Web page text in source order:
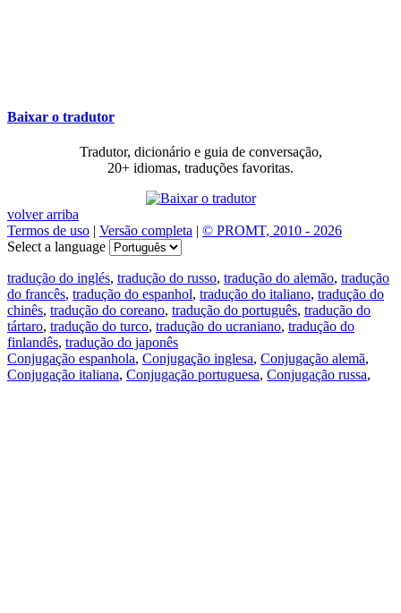
Baixar o tradutor
Tradutor, dicionário e guia de conversação,
20+ idiomas, traduções favoritas.
volver arriba
Termos de uso | Versão completa | © PROMT, 2010 - 2026
Select a language
tradução do inglés, tradução do russo, tradução do alemão, tradução
do francês, tradução do espanhol, tradução do italiano, tradução do
chinês, tradução do coreano, tradução do português, tradução do
tártaro, tradução do turco, tradução do ucraniano, tradução do
finlandês, tradução do japonês
Conjugação espanhola, Conjugação inglesa, Conjugação alemã,
Conjugação italiana, Conjugação portuguesa, Conjugação russa,